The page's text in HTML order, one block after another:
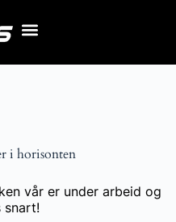
i horisonten
vår er under arbeid og
snart!